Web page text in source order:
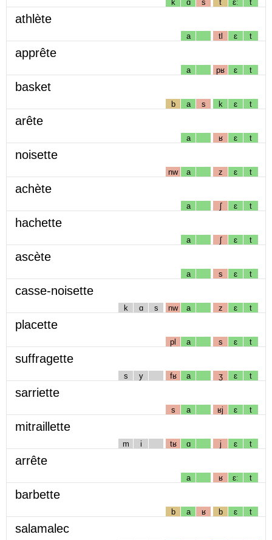
k ɑ s t ɛː t
athlète
a tl ɛ t
apprête
a pʁ ɛ t
basket
b a s k ɛ t
arête
a ʁ ɛ t
noisette
nw a z ɛ t
achète
a ʃ ɛ t
hachette
a ʃ ɛ t
ascète
a s ɛ t
casse-noisette
k ɑ s nw a z ɛ t
placette
pl a s ɛ t
suffragette
s y fʁ a ʒ ɛ t
sarriette
s a ʁj ɛ t
mitraillette
m i tʁ ɑ j ɛ t
arrête
a ʁ ɛː t
barbette
b a ʁ b ɛ t
salamalec